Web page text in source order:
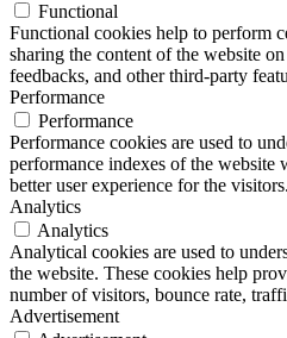
Functional
Functional cookies help to perform
sharing the content of the website
feedbacks, and other third-party
Performance
Performance
Performance cookies are used to
performance indexes of the website
better user experience for the visitors.
Analytics
Analytics
Analytical cookies are used to
the website. These cookies help
number of visitors, bounce rate,
Advertisement